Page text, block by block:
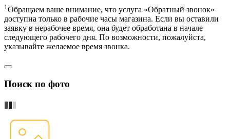
1Обращаем ваше внимание, что услуга «Обратный звонок»
доступна только в рабочие часы магазина. Если вы оставили
заявку в нерабочее время, она будет обработана в начале
следующего рабочего дня. По возможности, пожалуйста,
указывайте желаемое время звонка.
Поиск по фото